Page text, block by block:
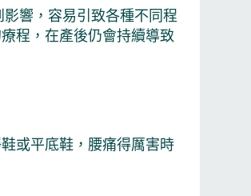
響，容易引致各種不同程
程，在產後仍會持續導致
或平底鞋，腰痛得厲害時